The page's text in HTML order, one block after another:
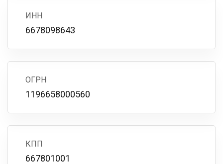
ИНН
6678098643
ОГРН
1196658000560
КПП
667801001